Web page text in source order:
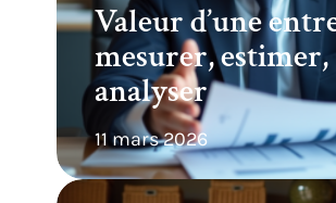
Valeur d’une
mesurer, estimer,
analyser
11 mars 2026